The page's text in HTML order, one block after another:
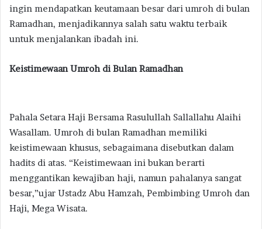
ingin mendapatkan keutamaan besar dari umroh di bulan
Ramadhan, menjadikannya salah satu waktu terbaik
untuk menjalankan ibadah ini.
Keistimewaan Umroh di Bulan Ramadhan
Pahala Setara Haji Bersama Rasulullah Sallallahu Alaihi
Wasallam. Umroh di bulan Ramadhan memiliki
keistimewaan khusus, sebagaimana disebutkan dalam
hadits di atas. “Keistimewaan ini bukan berarti
menggantikan kewajiban haji, namun pahalanya sangat
besar,”ujar Ustadz Abu Hamzah, Pembimbing Umroh dan
Haji, Mega Wisata.